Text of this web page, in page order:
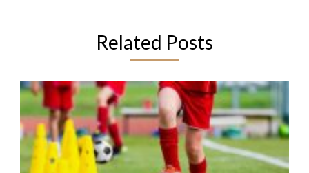
Related Posts